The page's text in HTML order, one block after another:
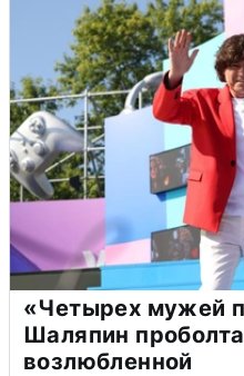
«Четырех мужей
Шаляпин
возлюбленной